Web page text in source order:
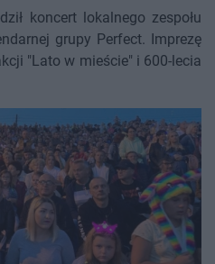
koncert lokalnego zespołu
grupy Perfect. Imprezę
"Lato w mieście" i 600-lecia